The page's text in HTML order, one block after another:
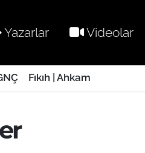
Yazarlar Videolar
Fıkıh | Ahkam